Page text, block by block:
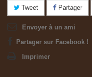
Tweet Partager
Envoyer à un ami
Partager sur Facebook !
Imprimer